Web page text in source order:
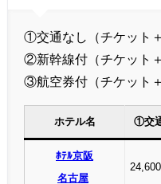
①交通なし（チケット
②新幹線付（チケット
③航空券付（チケット
ホテル名 ①交
ﾎﾃﾙ京阪
名古屋